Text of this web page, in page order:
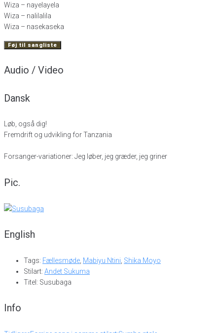
Wiza – nayelayela
Wiza – nalilalila
Wiza – nasekaseka
Føj til sangliste
Audio / Video
Dansk
Løb, også dig!
Fremdrift og udvikling for Tanzania
Forsanger-variationer: Jeg løber, jeg græder, jeg griner
Pic.
English
Tags: Fællesmøde Mabiyu Ntini Shika Moyo
Stilart: Andet Sukuma
Titel: Susubaga
Info